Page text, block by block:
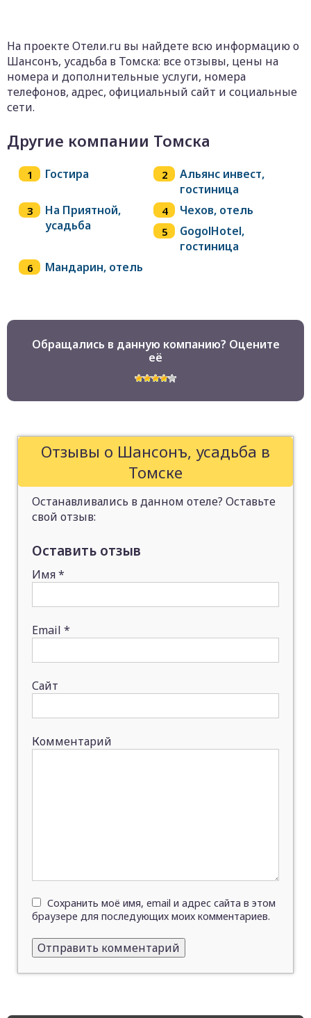
На проекте Отели.ru вы найдете всю информацию о
Шансонъ, усадьба в Томска: все отзывы, цены на
номера и дополнительные услуги, номера
телефонов, адрес, официальный сайт и социальные
сети.
Другие компании Томска
Гостира
Альянс инвест,
гостиница
На Приятной,
усадьба
Чехов, отель
GogolHotel,
гостиница
Мандарин, отель
Обращались в данную компанию? Оцените
её
Отзывы о Шансонъ, усадьба в
Томске
Останавливались в данном отеле? Оставьте
свой отзыв:
Оставить отзыв
Имя*
Email *
Сайт
Комментарий
Сохранить моё имя, email и адрес сайта в этом
браузере для последующих моих комментариев.